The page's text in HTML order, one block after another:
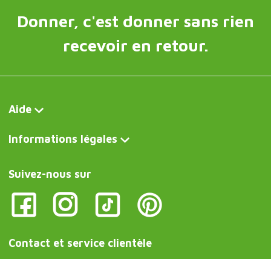
Donner, c'est donner sans rien
recevoir en retour.
Aide
Informations légales
Suivez-nous sur
Contact et service clientèle